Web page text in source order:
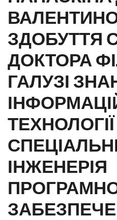
ЗДОБУТТЯ
ДОКТОРА
ГАЛУЗІ
ІНЖЕНЕРІЯ